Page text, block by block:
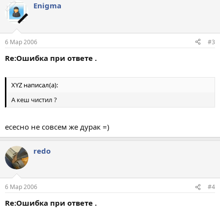
Enigma
6 Мар 2006 #3
Re:Ошибка при ответе .
XYZ написал(а):
А кеш чистил ?
есесно не совсем же дурак =)
redo
6 Мар 2006 #4
Re:Ошибка при ответе .